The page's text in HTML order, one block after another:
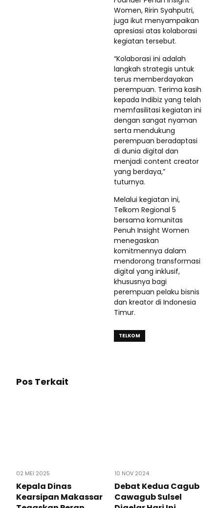
Women, Ririn Syahputri,
juga ikut menyampaikan
apresiasi atas kolaborasi
kegiatan tersebut.
“Kolaborasi ini adalah
langkah strategis untuk
terus memberdayakan
perempuan. Terima kasih
kepada Indibiz yang telah
memfasilitasi kegiatan ini
dengan sangat nyaman
serta mendukung
perempuan beradaptasi
di dunia digital dan
menjadi content creator
yang berdaya,”
tuturnya.
Melalui kegiatan ini,
Telkom Regional 5
bersama komunitas
Penuh Insight Women
menegaskan
komitmennya dalam
mendorong transformasi
digital yang inklusif,
khususnya bagi
perempuan pelaku bisnis
dan kreator di Indonesia
Timur.
TELKOM
Pos Terkait
02 MEI 2025
Kepala Dinas
Kearsipan Makassar
10 NOV 2024
Debat Kedua Cagub
Cawagub Sulsel